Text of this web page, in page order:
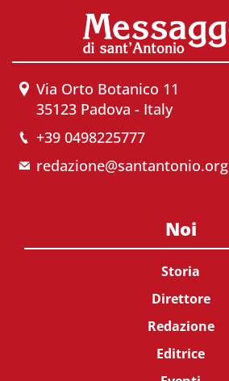
Via Orto Botanico 11
35123 Padova - Italy
+39 0498225777
redazione@santantonio.org
Noi
Storia
Direttore
Redazione
Editrice